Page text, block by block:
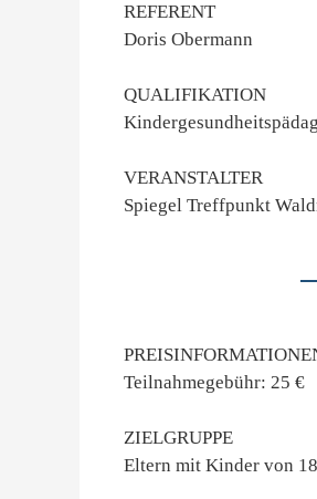
REFERENT
Doris Obermann
QUALIFIKATION
VERANSTALTER
Spiegel Treffpunkt
Teilnahmegebühr: 25 €
ZIELGRUPPE
Eltern mit Kinder von